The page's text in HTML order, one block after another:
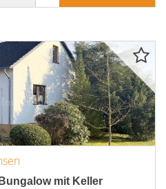
mit Keller